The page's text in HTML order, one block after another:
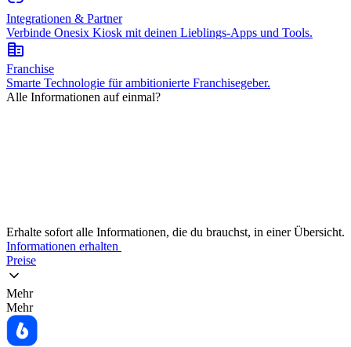
Integrationen & Partner
Verbinde Onesix Kiosk mit deinen Lieblings-Apps und Tools.
corporate_fare
Franchise
Smarte Technologie für ambitionierte Franchisegeber.
Alle Informationen auf einmal?
Erhalte sofort alle Informationen, die du brauchst, in einer Übersicht.
Informationen erhalten
Preise
Mehr
Mehr